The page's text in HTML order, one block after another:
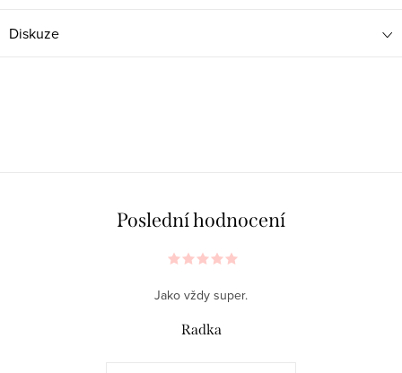
Diskuze
Poslední hodnocení
Jako vždy super.
Radka